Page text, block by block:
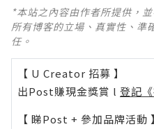
*本站之內容由作者所提供，
所有博客的立場、真實性、準
任。
【 U Creator 招募 】
出Post賺現金獎賞 l 登記
【 睇Post + 參加品牌活動 】